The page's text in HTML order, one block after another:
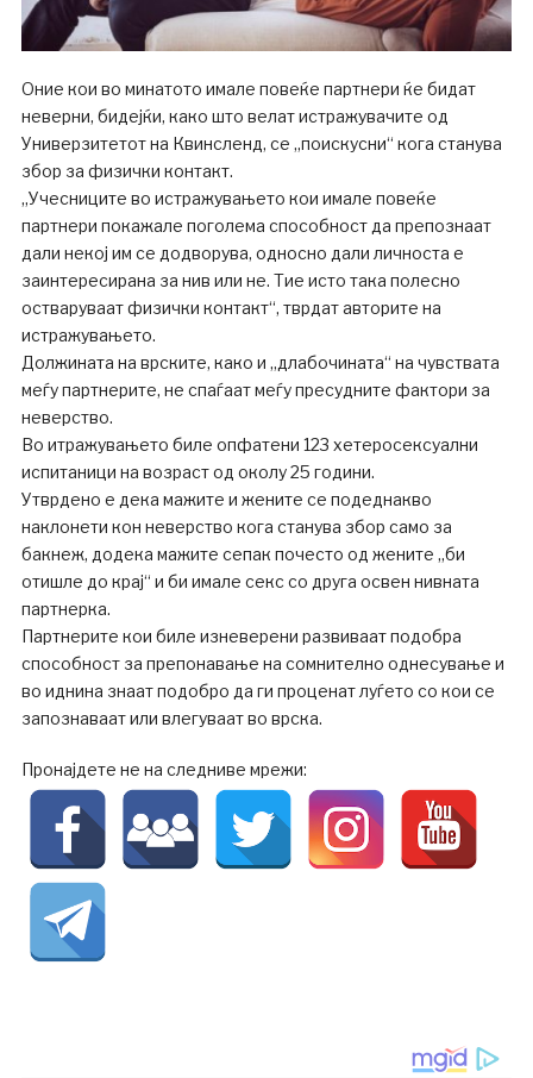
Оние кои во минатото имале повеќе партнери ќе бидат
неверни, бидејќи, како што велат истражувачите од
Универзитетот на Квинсленд, се „поискусни“ кога станува
збор за физички контакт.
„Учесниците во истражувањето кои имале повеќе
партнери покажале поголема способност да препознаат
дали некој им се додворува, односно дали личноста е
заинтересирана за нив или не. Тие исто така полесно
остваруваат физички контакт“, тврдат авторите на
истражувањето.
Должината на врските, како и „длабочината“ на чувствата
меѓу партнерите, не спаѓаат меѓу пресудните фактори за
неверство.
Во итражувањето биле опфатени 123 хетеросексуални
испитаници на возраст од околу 25 години.
Утврдено е дека мажите и жените се подеднакво
наклонети кон неверство кога станува збор само за
бакнеж, додека мажите сепак почесто од жените „би
отишле до крај“ и би имале секс со друга освен нивната
партнерка.
Партнерите кои биле изневерени развиваат подобра
способност за препонавање на сомнително однесување и
во иднина знаат подобро да ги проценат луѓето со кои се
запознаваат или влегуваат во врска.
Пронајдете не на следниве мрежи: